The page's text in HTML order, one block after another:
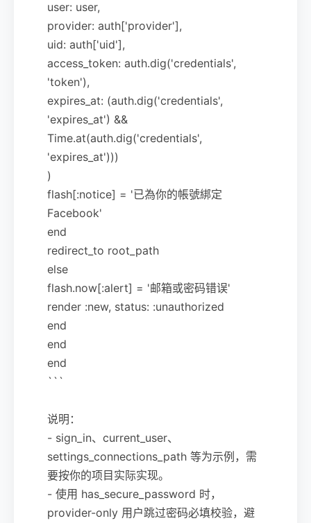
user: user,
provider: auth['provider'],
uid: auth['uid'],
access_token: auth.dig('credentials',
'token'),
expires_at: (auth.dig('credentials',
'expires_at') &&
Time.at(auth.dig('credentials',
'expires_at')))
)
flash[:notice] = '已為你的帳號綁定
Facebook'
end
redirect_to root_path
else
flash.now[:alert] = '邮箱或密码错误'
render :new, status: :unauthorized
end
end
end
```
说明：
- sign_in、current_user、
settings_connections_path 等为示例，需
要按你的项目实际实现。
- 使用 has_secure_password 时，
provider-only 用户跳过密码必填校验，避